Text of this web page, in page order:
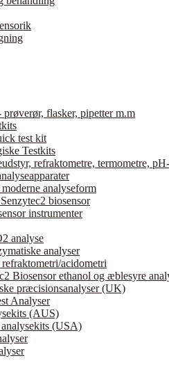
flasker, pipetter m.m
test kit
Testkits
refraktometre, termometre,
analyseform
biosensor
instrumenter
analyse
analyser
acidometri
Biosensor ethanol og æblesyre
præcisionsanalyser (UK)
Analyser
(AUS)
(USA)